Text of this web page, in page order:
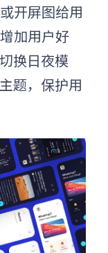
开屏图给用
加用户好
换日夜模
题，保护用